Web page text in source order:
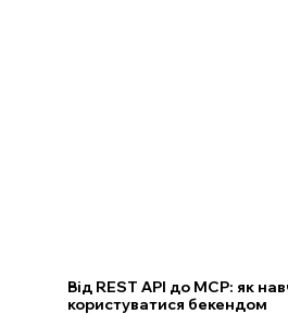
Від REST API до MCP: як
користуватися бекендом